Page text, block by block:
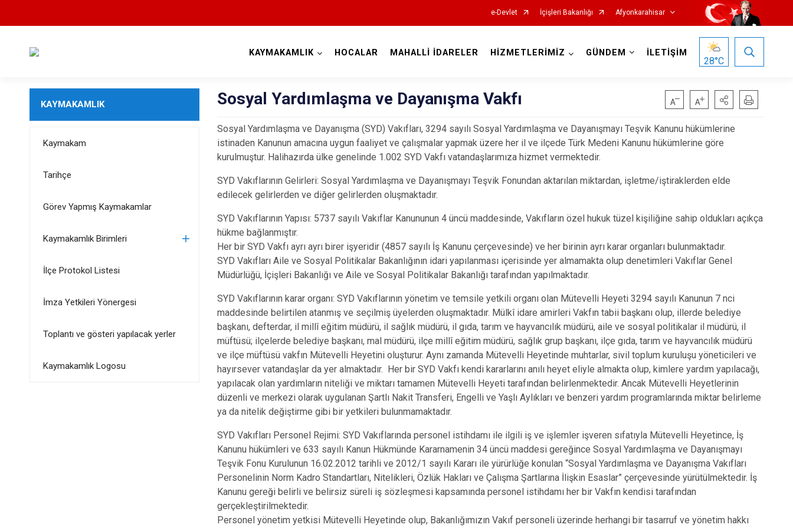
e-Devlet İçişleri Bakanlığı Afyonkarahisar
Başmakçı
Bayat
Çay
Çobanlar
Dazkırı
Emirdağ
Evciler
İhsaniye
Kızılören
Sandıklı
Şuhut
Sinanpaşa
KAYMAKAMLIK HOCALAR MAHALLİ İDARELER HİZMETLERİMİZ GÜNDEM İLETİŞİM
28°C
KAYMAKAMLIK
Kaymakam
Tarihçe
Görev Yapmış Kaymakamlar
Kaymakamlık Birimleri
İlçe Protokol Listesi
İmza Yetkileri Yönergesi
Toplantı ve gösteri yapılacak yerler
Kaymakamlık Logosu
Sosyal Yardımlaşma ve Dayanışma Vakfı
Sosyal Yardımlaşma ve Dayanışma (SYD) Vakıfları, 3294 sayılı Sosyal Yardımlaşma ve Dayanışmayı Teşvik Kanunu hükümlerine
istinaden Kanunun amacına uygun faaliyet ve çalışmalar yapmak üzere her il ve ilçede Türk Medeni Kanunu hükümlerine göre
kurulmuştur. Halihazırda ülke genelinde 1.002 SYD Vakfı vatandaşlarımıza hizmet vermektedir.
SYD Vakıflarının Gelirleri:Sosyal Yardımlaşma ve Dayanışmayı Teşvik Fonundan aktarılan miktardan, işletme/iştiraklerden elde
edilecek gelirlerden ve diğer gelirlerden oluşmaktadır.
SYD Vakıflarının Yapısı: 5737 sayılı Vakıflar Kanununun 4 üncü maddesinde,Vakıfların özel hukuk tüzel kişiliğine sahip oldukları açıkça
hükme bağlanmıştır.
Her bir SYD Vakfı ayrı ayrı birer işyeridir (4857 sayılı İş Kanunu çerçevesinde) ve her birinin ayrı karar organları bulunmaktadır.
SYD Vakıfları Aile ve Sosyal Politikalar Bakanlığının idari yapılanması içerisinde yer almamakta olup denetimleri Vakıflar Genel
Müdürlüğü, İçişleri Bakanlığı ve Aile ve Sosyal Politikalar Bakanlığı tarafından yapılmaktadır.
SYD Vakıflarının karar organı:SYD Vakıflarının yönetim ve temsile yetkili organı olan Mütevelli Heyeti 3294 sayılı Kanunun 7 nci
maddesinde belirtilen atanmış ve seçilmiş üyelerden oluşmaktadır. Mülkî idare amirleri Vakfın tabii başkanı olup, illerde belediye
başkanı, defterdar, il millî eğitim müdürü, il sağlık müdürü, il gıda, tarım ve hayvancılık müdürü, aile ve sosyal politikalar il müdürü, il
müftüsü; ilçelerde belediye başkanı, mal müdürü, ilçe millî eğitim müdürü, sağlık grup başkanı, ilçe gıda, tarım ve hayvancılık müdürü
ve ilçe müftüsü vakfın Mütevelli Heyetini oluşturur. Aynı zamanda Mütevelli Heyetinde muhtarlar, sivil toplum kuruluşu yöneticileri ve
hayırsever vatandaşlar da yer almaktadır. Her bir SYD Vakfı kendi kararlarını anılı heyet eliyle almakta olup, kimlere yardım yapılacağı,
yapılacak olan yardımların niteliği ve miktarı tamamen Mütevelli Heyeti tarafından belirlenmektedir. Ancak Mütevelli Heyetlerinin
düzenli ve merkezi olarak uygulanan Şartlı Nakit Transferi, Engelli ve Yaşlı Aylıkları ve benzeri yardım programlarında miktar belirleme
ya da nitelik değiştirme gibi bir yetkileri bulunmamaktadır.
SYD Vakıfları Personel Rejimi:SYD Vakıflarında personel istihdamı ile ilgili iş ve işlemler işveren sıfatıyla Mütevelli Heyetince, İş
Kanunu hükümleri ve 633 sayılı Kanun Hükmünde Kararnamenin 34 üncü maddesi gereğince Sosyal Yardımlaşma ve Dayanışmayı
Teşvik Fonu Kurulunun 16.02.2012 tarihli ve 2012/1 sayılı Kararı ile yürürlüğe konulan “Sosyal Yardımlaşma ve Dayanışma Vakıfları
Personelinin Norm Kadro Standartları, Nitelikleri, Özlük Hakları ve Çalışma Şartlarına İlişkin Esaslar” çerçevesinde yürütülmektedir. İş
Kanunu gereği belirli ve belirsiz süreli iş sözleşmesi kapsamında personel istihdamı her bir Vakfın kendisi tarafından
gerçekleştirilmektedir.
Personel yönetim yetkisi Mütevelli Heyetinde olup, Bakanlığımızın Vakıf personeli üzerinde herhangi bir tasarruf ve yönetim hakkı